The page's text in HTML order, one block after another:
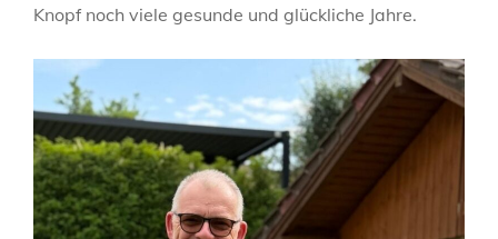
Knopf noch viele gesunde und glückliche Jahre.